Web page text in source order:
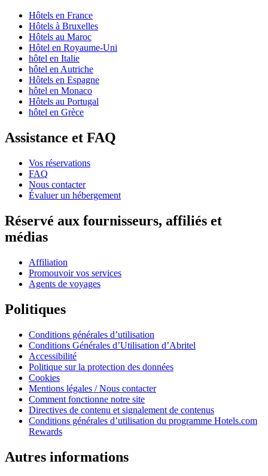
Hôtels en France
Hôtels à Bruxelles
Hôtels au Maroc
Hôtel en Royaume-Uni
hôtel en Italie
hôtel en Autriche
Hôtels en Espagne
hôtel en Monaco
Hôtels au Portugal
hôtel en Grèce
Assistance et FAQ
Vos réservations
FAQ
Nous contacter
Évaluer un hébergement
Réservé aux fournisseurs, affiliés et
médias
Affiliation
Promouvoir vos services
Agents de voyages
Politiques
Conditions générales d’utilisation
Conditions Générales d’Utilisation d’Abritel
Accessibilité
Politique sur la protection des données
Cookies
Mentions légales / Nous contacter
Comment fonctionne notre site
Directives de contenu et signalement de contenus
Conditions générales d’utilisation du programme Hotels.com
Rewards
Autres informations